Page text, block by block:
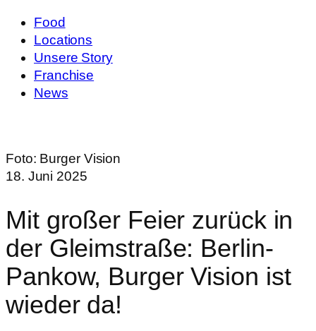
Food
Locations
Unsere Story
Franchise
News
Foto: Burger Vision
18. Juni 2025
Mit großer Feier zurück in
der Gleimstraße: Berlin-
Pankow, Burger Vision ist
wieder da!